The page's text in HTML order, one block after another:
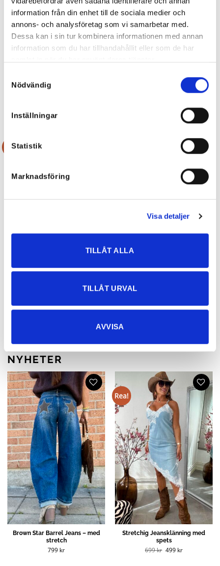
information från din enhet till de sociala medier och
annons- och analysföretag som vi samarbetar med.
Dessa kan i sin tur kombinera informationen med annan
information som du har tillhandahållit eller som de har
Nödvändig
Inställningar
Statistik
Marknadsföring
Visa detaljer
TILLÅT ALLA
TILLÅT URVAL
AVVISA
Molly Spetsblus Antracite
599kr
Sara Spetstopp Antracitgrå
ursprungliga
399 kr.
krDet
nuvarande
är:
299 kr.
Rea!
Elles Stretchig Spetsbody Beige
174,50kr
Leo Jadore Bomullstshirt Vit
NYHETER
Brown Star Barrel Jeans – med
stretch
799 kr
Rea!
Stretchig Jeansklänning med
spets
699kr Det
ursprungliga
499 krDet